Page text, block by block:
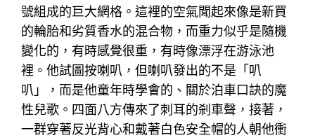
號組成的巨大網格。這裡的空氣聞起來像是新買
的輪胎和劣質香水的混合物，而重力似乎是隨機
變化的，有時感覺很重，有時像漂浮在游泳池
裡。他試圖按喇叭，但喇叭發出的不是「叭
叭」，而是他童年時學會的、關於泊車口訣的魔
性兒歌。四面八方傳來了刺耳的剎車聲，接著，
一群穿著反光背心和戴著白色安全帽的人朝他衝